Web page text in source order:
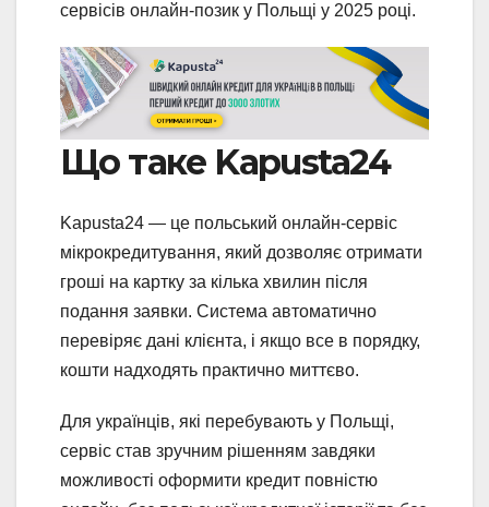
сервісів онлайн-позик у Польщі у 2025 році.
Що таке Kapusta24
Kapusta24 — це польський онлайн-сервіс
мікрокредитування, який дозволяє отримати
гроші на картку за кілька хвилин після
подання заявки. Система автоматично
перевіряє дані клієнта, і якщо все в порядку,
кошти надходять практично миттєво.
Для українців, які перебувають у Польщі,
сервіс став зручним рішенням завдяки
можливості оформити кредит повністю